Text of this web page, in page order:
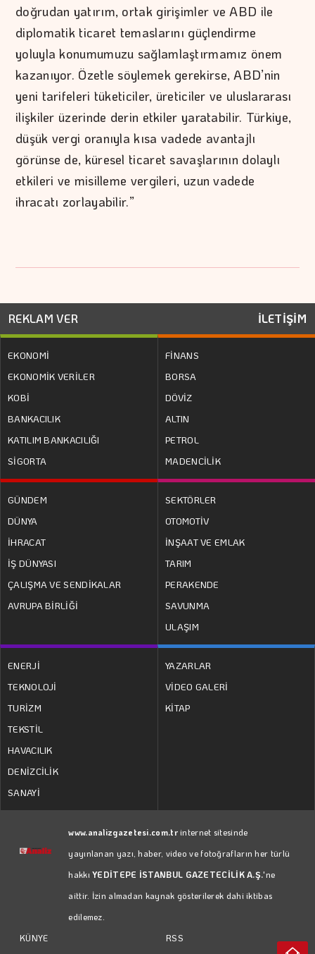
doğrudan yatırım, ortak girişimler ve ABD ile
diplomatik ticaret temaslarını güçlendirme
yoluyla konumumuzu sağlamlaştırmamız önem
kazanıyor. Özetle söylemek gerekirse, ABD’nin
yeni tarifeleri tüketiciler, üreticiler ve uluslararası
ilişkiler üzerinde derin etkiler yaratabilir. Türkiye,
düşük vergi oranıyla kısa vadede avantajlı
görünse de, küresel ticaret savaşlarının dolaylı
etkileri ve misilleme vergileri, uzun vadede
ihracatı zorlayabilir.”
REKLAM VER İLETİŞİM
EKONOMİ
EKONOMİK VERİLER
KOBİ
BANKACILIK
KATILIM BANKACILIĞI
SİGORTA
FİNANS
BORSA
DÖVİZ
ALTIN
PETROL
MADENCİLİK
GÜNDEM
DÜNYA
İHRACAT
İŞ DÜNYASI
ÇALIŞMA VE SENDİKALAR
AVRUPA BİRLİĞİ
SEKTÖRLER
OTOMOTİV
İNŞAAT VE EMLAK
TARIM
PERAKENDE
SAVUNMA
ULAŞIM
ENERJİ
TEKNOLOJİ
TURİZM
TEKSTİL
HAVACILIK
DENİZCİLİK
SANAYİ
YAZARLAR
VİDEO GALERİ
KİTAP
www.analizgazetesi.com.trinternet sitesinde
yayınlanan yazı, haber, video ve fotoğrafların her türlü
hakkıYEDİTEPE İSTANBUL GAZETECİLİK A.Ş.'ne
aittir. İzin almadan kaynak gösterilerek dahi iktibas
edilemez.
KÜNYE
RSS